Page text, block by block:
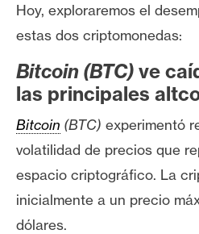
t
a
s
d
e
P
r
e
n
s
a
Hoy, exploraremos el
estas dos criptomonedas:
Bitcoin (BTC) ve
las principales
Bitcoin (BTC) experimentó
volatilidad de precios que
espacio criptográfico. La
inicialmente a un precio
dólares.